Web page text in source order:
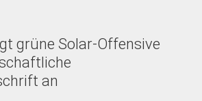
grüne Solar-Offensive
an